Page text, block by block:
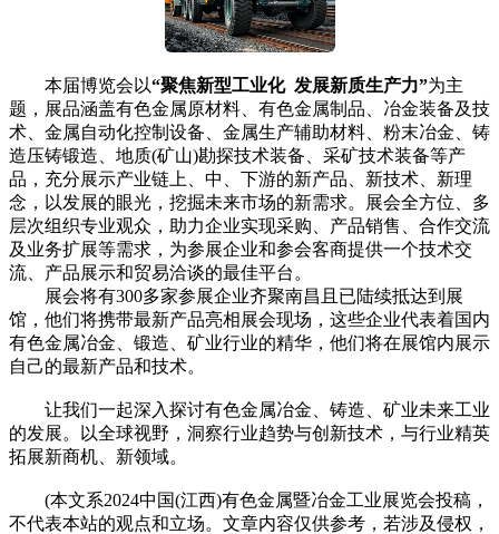
本届博览会以“聚焦新型工业化 发展新质生产力”为主
题，展品涵盖有色金属原材料、有色金属制品、冶金装备及技
术、金属自动化控制设备、金属生产辅助材料、粉末冶金、铸
造压铸锻造、地质(矿山)勘探技术装备、采矿技术装备等产
品，充分展示产业链上、中、下游的新产品、新技术、新理
念，以发展的眼光，挖掘未来市场的新需求。展会全方位、多
层次组织专业观众，助力企业实现采购、产品销售、合作交流
及业务扩展等需求，为参展企业和参会客商提供一个技术交
流、产品展示和贸易洽谈的最佳平台。
展会将有300多家参展企业齐聚南昌且已陆续抵达到展
馆，他们将携带最新产品亮相展会现场，这些企业代表着国内
有色金属冶金、锻造、矿业行业的精华，他们将在展馆内展示
自己的最新产品和技术。
让我们一起深入探讨有色金属冶金、铸造、矿业未来工业
的发展。以全球视野，洞察行业趋势与创新技术，与行业精英
拓展新商机、新领域。
(本文系2024中国(江西)有色金属暨冶金工业展览会投稿，
不代表本站的观点和立场。文章内容仅供参考，若涉及侵权，